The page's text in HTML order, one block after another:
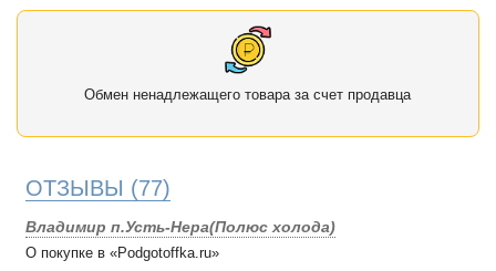
Обмен ненадлежащего товара за счет продавца
ОТЗЫВЫ (77)
Владимир п.Усть-Нера(Полюс холода)
О покупке в «Podgotoffka.ru»